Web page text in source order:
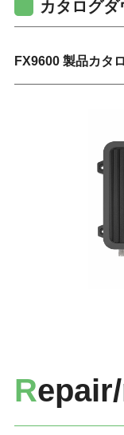
カタログ
FX9600 製品カタ
R